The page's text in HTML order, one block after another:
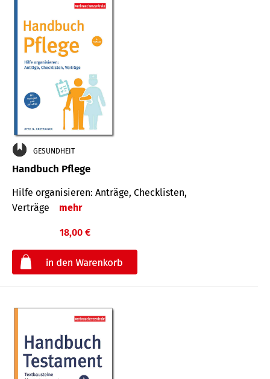
GESUNDHEIT
Handbuch Pflege
Hilfe organisieren: Anträge, Checklisten,
Verträge
mehr
18,00 €